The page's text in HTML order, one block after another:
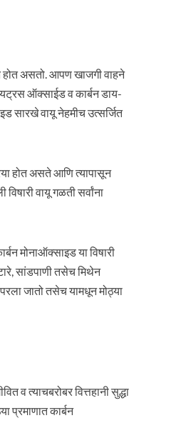
होत असतो. आपण खाजगी वाहने
ऑक्साईड व कार्बन डाय-
सारखे वायू नेहमीच उत्सर्जित
होत असते आणि त्यापासून
वायू गळती सर्वांना
मोनाऑक्साइड या विषारी
सांडपाणी तसेच मिथेन
जातो तसेच यामधून मोठ्या
व त्याचबरोबर वित्तहानी सुद्धा
प्रमाणात कार्बन